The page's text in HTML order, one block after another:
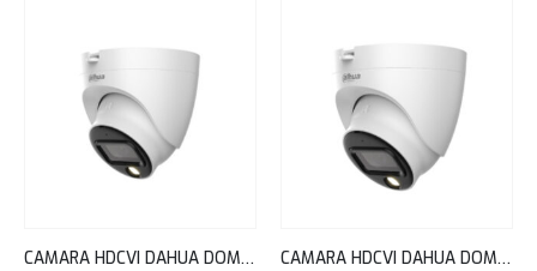
CAMARA HDCVI DAHUA DOMO 2.8MM FULL COLOR 5MP PLASTICO STARLIGHT 20M MIC/AUDIO HAC-HDW1509TLQN-A-LED CAMARA HDCVI DAHUA DOMO2MP FULL-COLOR 2.8MM 20METROS IP67 – DH-HAC-HDW1239TLQN-LED